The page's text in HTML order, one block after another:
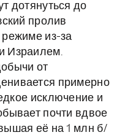
дотянуться до
пролив
режиме из-за
Израилем.
от
примерно
исключение и
почти вдвое
её на 1 млн б/